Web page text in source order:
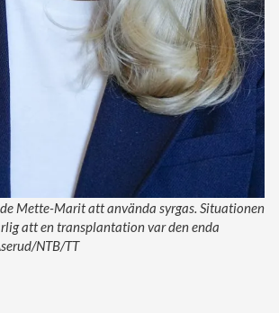
Mette-Marit att använda syrgas. Situationen
att en transplantation var den enda
NTB/TT